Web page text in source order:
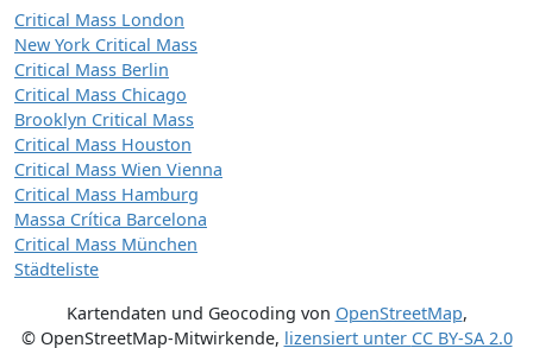
Critical Mass London
New York Critical Mass
Critical Mass Berlin
Critical Mass Chicago
Brooklyn Critical Mass
Critical Mass Houston
Critical Mass Wien Vienna
Critical Mass Hamburg
Massa Crítica Barcelona
Critical Mass München
Städteliste
Kartendaten und Geocoding von OpenStreetMap,
© OpenStreetMap-Mitwirkende, lizensiert unter CC BY-SA 2.0